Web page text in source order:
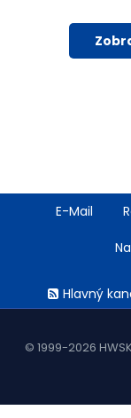
FooterE-Mail
menuHlavný
© 1999-2026